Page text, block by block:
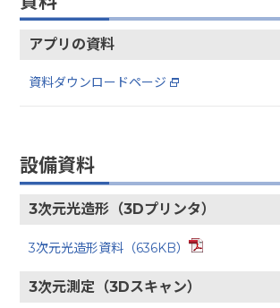
アプリの資料
資料ダウンロードページ
設備資料
3次元光造形（3Dプリンタ）
3次元光造形資料（636KB）
3次元測定（3Dスキャン）